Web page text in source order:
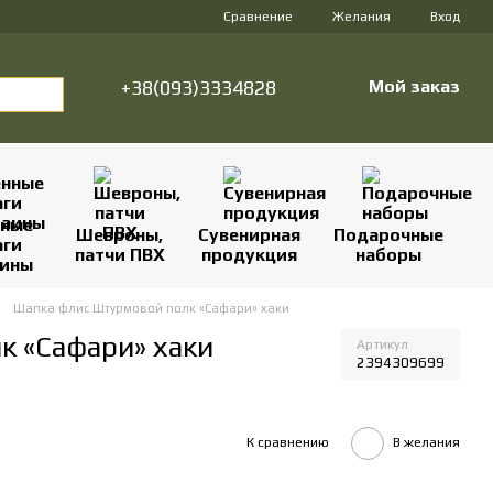
Сравнение Желания Вход
+38(093)3334828 Мой заказ
Шевроны,
патчи ПВХ
Сувенирная
продукция
Подарочные
наборы
Шапка флис Штурмовой полк «Сафари» хаки
«Сафари» хаки Артикул
2394309699
К сравнению В желания